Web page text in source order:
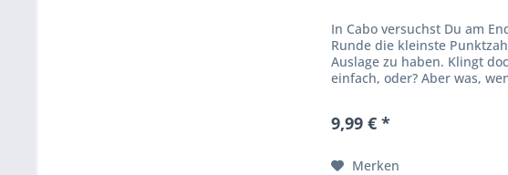
In Cabo versuchst Du am
Runde die kleinste
Auslage zu haben. Klingt
einfach, oder? Aber was,
9,99 € *
Merken